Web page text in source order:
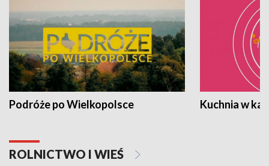
Podróże po Wielkopolsce Kuchnia w
ROLNICTWO I WIEŚ